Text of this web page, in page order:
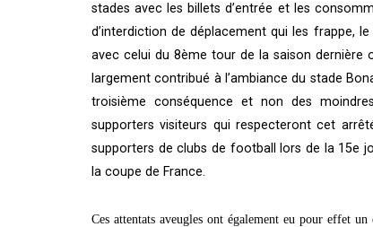
stades avec les billets d’entrée et les
d’interdiction de déplacement qui les frappe,
avec celui du 8ème tour de la saison
largement contribué à l’ambiance du stade
troisième conséquence et non des
supporters visiteurs qui respecteront cet
supporters de clubs de football lors de la 15e
la coupe de France.
Ces attentats aveugles ont également eu pour effet